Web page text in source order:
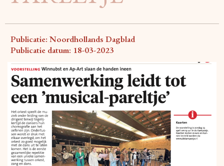
Publicatie: Noordhollands Dagblad
Publicatie datum: 18-03-2023